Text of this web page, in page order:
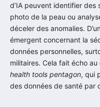
d’IA peuvent identifier
photo de la peau ou
déceler des anomalies.
émergent concernant la
données personnelles,
militaires. Cela fait écho
health tools pentagon, qui
des données de santé par